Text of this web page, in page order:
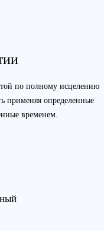
по полному исцелению
применяя определенные
временем.